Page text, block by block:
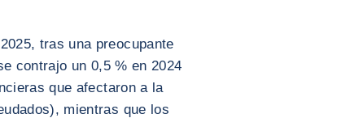
tras una preocupante
contrajo un 0,5 % en 2024
que afectaron a la
mientras que los